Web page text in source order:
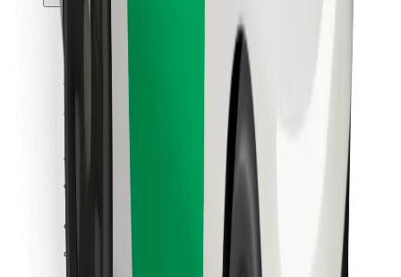
Termini e condizioni
Fai una corsa in pochi minuti!
Scarica Bolt
Trova il tuo cibo preferito!
Scarica Bolt